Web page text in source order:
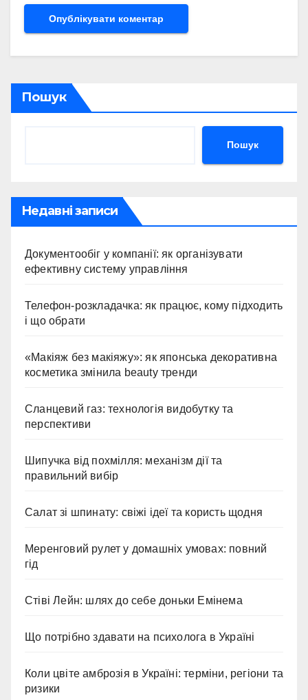
Пошук
Пошук
Недавні записи
Документообіг у компанії: як організувати
ефективну систему управління
Телефон-розкладачка: як працює, кому підходить
і що обрати
«Макіяж без макіяжу»: як японська декоративна
косметика змінила beauty тренди
Сланцевий газ: технологія видобутку та
перспективи
Шипучка від похмілля: механізм дії та
правильний вибір
Салат зі шпинату: свіжі ідеї та користь щодня
Меренговий рулет у домашніх умовах: повний
гід
Стіві Лейн: шлях до себе доньки Емінема
Що потрібно здавати на психолога в Україні
Коли цвіте амброзія в Україні: терміни, регіони та
ризики